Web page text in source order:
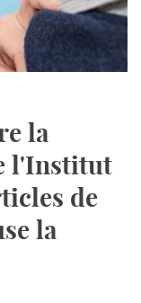
la
l'Institut
de
la